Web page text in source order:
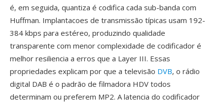
é, em seguida, quantiza é codifica cada sub-banda com
Huffman. Implantacoes de transmissão típicas usam 192-
384 kbps para estéreo, produzindo qualidade
transparente com menor complexidade de codificador é
melhor resiliencia a erros que a Layer III. Essas
propriedades explicam por que a televisão DVB, o rádio
digital DAB é o padrão de filmadora HDV todos
determinam ou preferem MP2. A latencia do codificador